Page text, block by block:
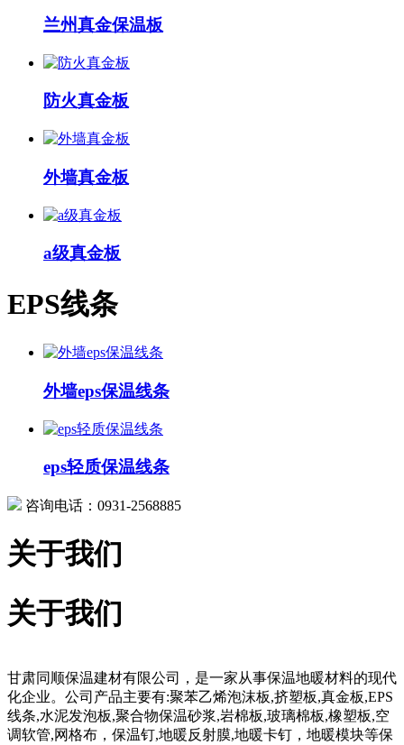
兰州真金保温板
防火真金板
外墙真金板
a级真金板
EPS线条
外墙eps保温线条
eps轻质保温线条
咨询电话：0931-2568885
关于我们
关于我们
甘肃同顺保温建材有限公司，是一家从事保温地暖材料的现代
化企业。公司产品主要有:聚苯乙烯泡沫板,挤塑板,真金板,EPS
线条,水泥发泡板,聚合物保温砂浆,岩棉板,玻璃棉板,橡塑板,空
调软管,网格布，保温钉,地暖反射膜,地暖卡钉，地暖模块等保